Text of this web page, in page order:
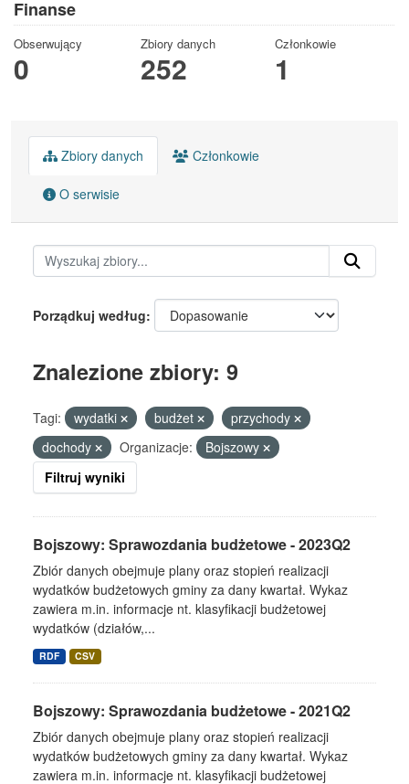
Finanse
Obserwujący
0
Zbiory danych
252
Członkowie
1
Zbiory danych Członkowie
O serwisie
Porządkuj według
Znalezione zbiory: 9
Tagi: wydatki budżet
przychody
dochody
Organizacje:
Bojszowy
Filtruj wyniki
Bojszowy: Sprawozdania budżetowe - 2023Q2
Zbiór danych obejmuje plany oraz stopień realizacji
wydatków budżetowych gminy za dany kwartał. Wykaz
zawiera m.in. informacje nt. klasyfikacji budżetowej
wydatków (działów,...
RDF CSV
Bojszowy: Sprawozdania budżetowe - 2021Q2
Zbiór danych obejmuje plany oraz stopień realizacji
wydatków budżetowych gminy za dany kwartał. Wykaz
zawiera m.in. informacje nt. klasyfikacji budżetowej